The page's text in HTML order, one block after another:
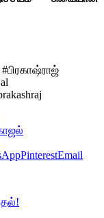
PinterestEmail